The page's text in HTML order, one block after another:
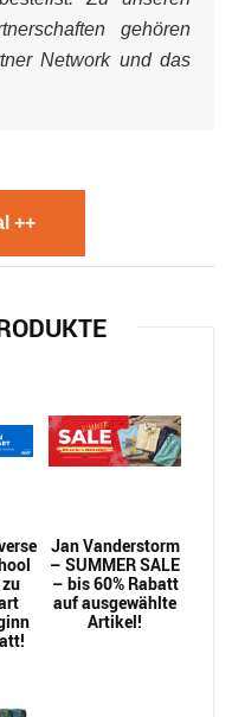
gehören
Network und das
++
Jan Vanderstorm
– SUMMER SALE
– bis 60% Rabatt
auf ausgewählte
Artikel!